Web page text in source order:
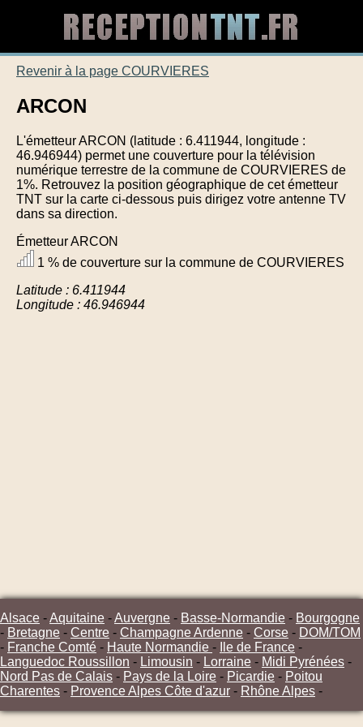
Revenir à la page COURVIERES
ARCON
L'émetteur ARCON (latitude : 6.411944, longitude :
46.946944) permet une couverture pour la télévision
numérique terrestre de la commune de COURVIERES de
1%. Retrouvez la position géographique de cet émetteur
TNT sur la carte ci-dessous puis dirigez votre antenne TV
dans sa direction.
Émetteur ARCON
1 % de couverture sur la commune de COURVIERES
Latitude : 6.411944
Longitude : 46.946944
Alsace -Aquitaine -Auvergne - Basse-Normandie - Bourgogne
- Bretagne - Centre - Champagne Ardenne - Corse - DOM/TOM
- Franche Comté - Haute Normandie - Ile de France -
Languedoc Roussillon - Limousin - Lorraine - Midi Pyrénées -
Nord Pas de Calais - Pays de la Loire - Picardie - Poitou
Charentes - Provence Alpes Côte d'azur - Rhône Alpes -